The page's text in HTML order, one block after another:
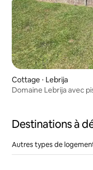
Cottage ⋅ Lebrija
Domaine Lebrija avec
Destinations à
Autres types de